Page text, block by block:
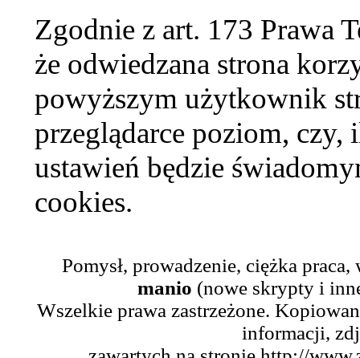
Zgodnie z art. 173 Prawa
że odwiedzana strona
powyższym użytkownik
przeglądarce poziom,
ustawień będzie
cookies.
Pomysł, prowadzenie, ciężka
manio (nowe skrypty i
Wszelkie prawa zastrzeżone.
informacji,